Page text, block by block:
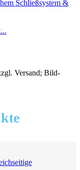
Versand; Bild-